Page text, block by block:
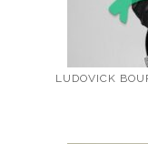
LUDOVICK